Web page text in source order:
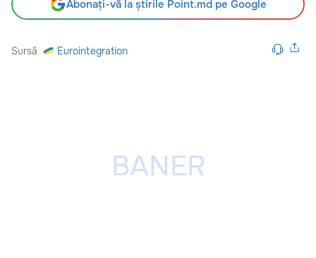
Abonați-vă la știrile Point.md pe Google
Sursă Eurointegration